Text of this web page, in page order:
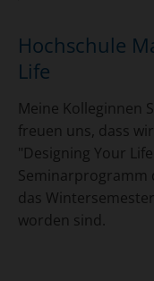
Hochschule
Life
Meine Kolleginnen
freuen uns, dass
"Designing Your
Seminarprogramm
das
worden sind.